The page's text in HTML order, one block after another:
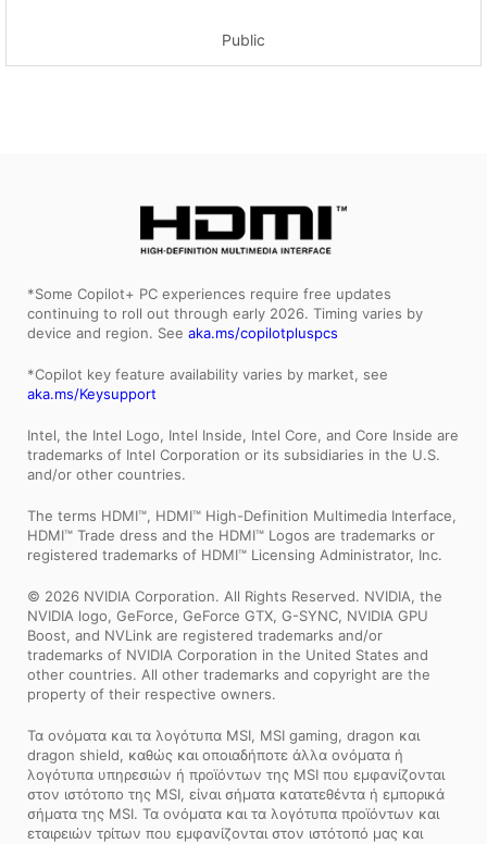
Public
*Some Copilot+ PC experiences require free updates
continuing to roll out through early 2026. Timing varies by
device and region. See aka.ms/copilotpluspcs
*Copilot key feature availability varies by market, see
aka.ms/Keysupport
Intel, the Intel Logo, Intel Inside, Intel Core, and Core Inside are
trademarks of Intel Corporation or its subsidiaries in the U.S.
and/or other countries.
The terms HDMI™, HDMI™ High-Definition Multimedia Interface,
HDMI™ Trade dress and the HDMI™ Logos are trademarks or
registered trademarks of HDMI™ Licensing Administrator, Inc.
© 2026 NVIDIA Corporation. All Rights Reserved. NVIDIA, the
NVIDIA logo, GeForce, GeForce GTX, G-SYNC, NVIDIA GPU
Boost, and NVLink are registered trademarks and/or
trademarks of NVIDIA Corporation in the United States and
other countries. All other trademarks and copyright are the
property of their respective owners.
Τα ονόματα και τα λογότυπα MSI, MSI gaming, dragon και
dragon shield, καθώς και οποιαδήποτε άλλα ονόματα ή
λογότυπα υπηρεσιών ή προϊόντων της MSI που εμφανίζονται
στον ιστότοπο της MSI, είναι σήματα κατατεθέντα ή εμπορικά
σήματα της MSI. Τα ονόματα και τα λογότυπα προϊόντων και
εταιρειών τρίτων που εμφανίζονται στον ιστότοπό μας και